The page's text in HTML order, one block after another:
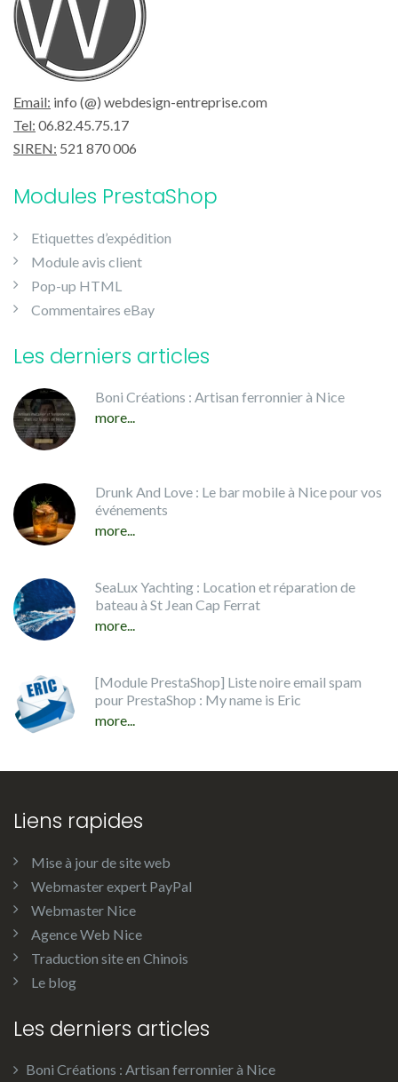
Email: info (@) webdesign-entreprise.com
Tel: 06.82.45.75.17
SIREN: 521 870 006
Modules PrestaShop
Etiquettes d’expédition
Module avis client
Pop-up HTML
Commentaires eBay
Les derniers articles
Boni Créations : Artisan ferronnier à Nice
more...
Drunk And Love : Le bar mobile à Nice pour vos
événements
more...
SeaLux Yachting : Location et réparation de
bateau à St Jean Cap Ferrat
more...
[Module PrestaShop] Liste noire email spam
pour PrestaShop : My name is Eric
more...
Liens rapides
Mise à jour de site web
Webmaster expert PayPal
Webmaster Nice
Agence Web Nice
Traduction site en Chinois
Le blog
Les derniers articles
Boni Créations : Artisan ferronnier à Nice